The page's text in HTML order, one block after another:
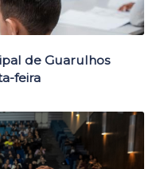
de Guarulhos
feira